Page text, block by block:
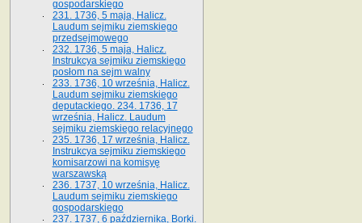
gospodarskiego
231. 1736, 5 maja, Halicz.
Laudum sejmiku ziemskiego
przedsejmowego
232. 1736, 5 maja, Halicz.
Instrukcya sejmiku ziemskiego
posłom na sejm walny
233. 1736, 10 września, Halicz.
Laudum sejmiku ziemskiego
deputackiego. 234. 1736, 17
września, Halicz. Laudum
sejmiku ziemskiego relacyjnego
235. 1736, 17 września, Halicz.
Instrukcya sejmiku ziemskiego
komisarzowi na komisyę
warszawską
236. 1737, 10 września, Halicz.
Laudum sejmiku ziemskiego
gospodarskiego
237. 1737, 6 października, Borki.